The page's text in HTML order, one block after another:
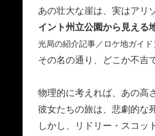
あの壮大な崖は、実はアリ
イント州立公園から見える
光局の紹介記事／ロケ地ガイド
その名の通り、どこか不吉
物理的に考えれば、あの高
彼女たちの旅は、悲劇的な
しかし、リドリー・スコッ